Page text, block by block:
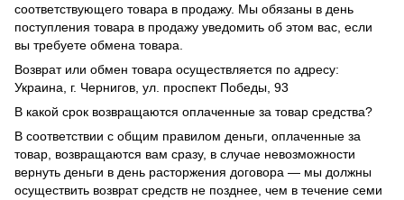
соответствующего товара в продажу. Мы обязаны в день
поступления товара в продажу уведомить об этом вас, если
вы требуете обмена товара.
Возврат или обмен товара осуществляется по адресу:
Украина, г. Чернигов, ул. проспект Победы, 93
В какой срок возвращаются оплаченные за товар средства?
В соответствии с общим правилом деньги, оплаченные за
товар, возвращаются вам сразу, в случае невозможности
вернуть деньги в день расторжения договора — мы должны
осуществить возврат средств не позднее, чем в течение семи